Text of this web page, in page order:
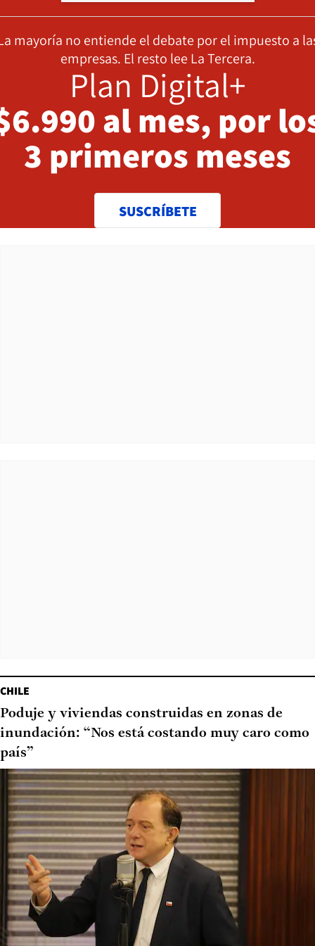
mayoría no entiende el debate por el impuesto a
empresas. El resto lee La Tercera.
Plan Digital+
al mes, por
3 primeros meses
SUSCRÍBETE
CHILE
Poduje y viviendas construidas en zonas de
inundación: “Nos está costando muy caro como
país”